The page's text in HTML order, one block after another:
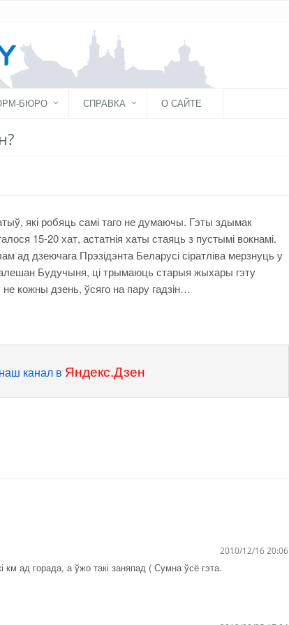
БЮРО СПРАВКА О САЙТЕ
які робяць самі таго не думаючы. Гэты здымак
15-20 хат, астатнія хаты стаяць з пустымі вокнамі.
дзеючага Прэзідэнта Беларусі сіратліва мерзнуць у
Будучыня, ці трымаюць старыя жыхары гэту
кожны дзень, ўсяго на пару гадзін…
канал в Яндекс.Дзен
2010/12/16 20:06
ад горада, а ўжо такі заняпад ( Сумна ўсё гэта.